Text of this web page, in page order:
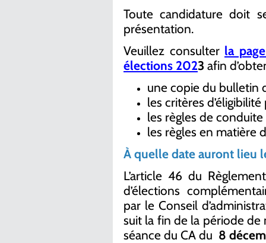
Toute candidature doit
présentation.
Veuillez consulter la
élections 2023 afin
une copie du bulletin
les critères
les règles de
les règles en matière
À quelle date auront lieu
L’article 46 du
d’élections
par le Conseil
suit la fin de la période de
séance du CA du 8